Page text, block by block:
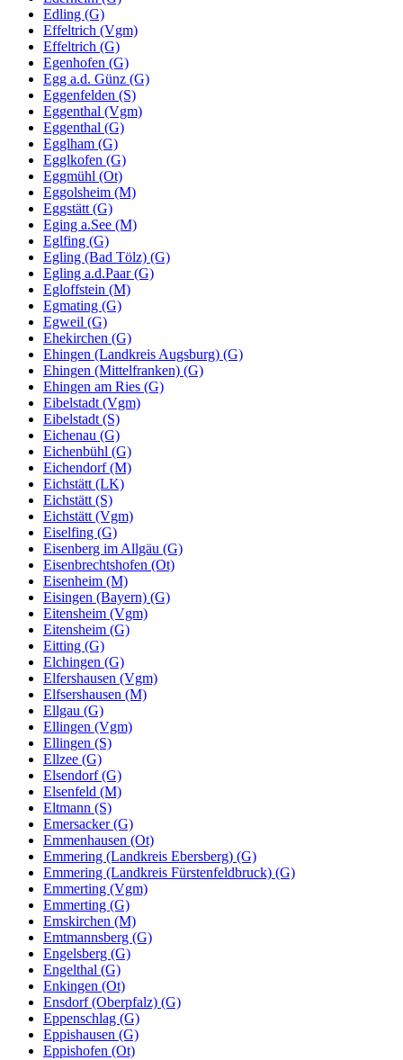
Edling (G)
Effeltrich (Vgm)
Effeltrich (G)
Egenhofen (G)
Egg a.d. Günz (G)
Eggenfelden (S)
Eggenthal (Vgm)
Eggenthal (G)
Egglham (G)
Egglkofen (G)
Eggmühl (Ot)
Eggolsheim (M)
Eggstätt (G)
Eging a.See (M)
Eglfing (G)
Egling (Bad Tölz) (G)
Egling a.d.Paar (G)
Egloffstein (M)
Egmating (G)
Egweil (G)
Ehekirchen (G)
Ehingen (Landkreis Augsburg) (G)
Ehingen (Mittelfranken) (G)
Ehingen am Ries (G)
Eibelstadt (Vgm)
Eibelstadt (S)
Eichenau (G)
Eichenbühl (G)
Eichendorf (M)
Eichstätt (LK)
Eichstätt (S)
Eichstätt (Vgm)
Eiselfing (G)
Eisenberg im Allgäu (G)
Eisenbrechtshofen (Ot)
Eisenheim (M)
Eisingen (Bayern) (G)
Eitensheim (Vgm)
Eitensheim (G)
Eitting (G)
Elchingen (G)
Elfershausen (Vgm)
Elfsershausen (M)
Ellgau (G)
Ellingen (Vgm)
Ellingen (S)
Ellzee (G)
Elsendorf (G)
Elsenfeld (M)
Eltmann (S)
Emersacker (G)
Emmenhausen (Ot)
Emmering (Landkreis Ebersberg) (G)
Emmering (Landkreis Fürstenfeldbruck) (G)
Emmerting (Vgm)
Emmerting (G)
Emskirchen (M)
Emtmannsberg (G)
Engelsberg (G)
Engelthal (G)
Enkingen (Ot)
Ensdorf (Oberpfalz) (G)
Eppenschlag (G)
Eppishausen (G)
Eppishofen (Ot)